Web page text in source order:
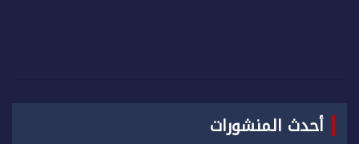
أحدث المنشورات